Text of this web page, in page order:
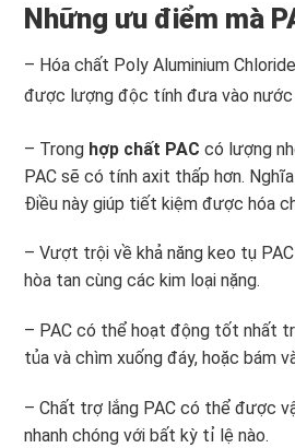
Những ưu điểm mà
– Hóa chất Poly Aluminium
được lượng độc tính đưa vào nước
– Trong hợp chất PAC có lượng
PAC sẽ có tính axit thấp hơn.
Điều này giúp tiết kiệm được hóa
– Vượt trội về khả năng keo tụ
hòa tan cùng các kim loại nặng.
– PAC có thể hoạt động tốt nhất
tủa và chìm xuống đáy, hoặc bám
– Chất trợ lắng PAC có thể được
nhanh chóng với bất kỳ tỉ lệ nào.